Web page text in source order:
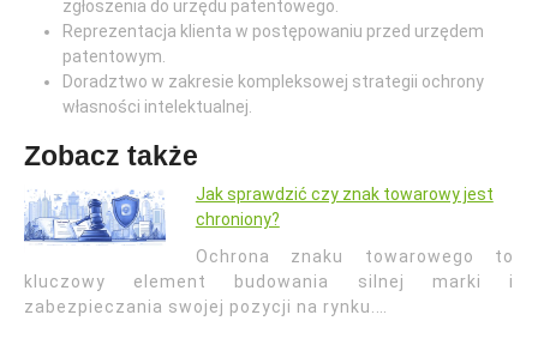
zgłoszenia do urzędu patentowego.
Reprezentacja klienta w postępowaniu przed urzędem
patentowym.
Doradztwo w zakresie kompleksowej strategii ochrony
własności intelektualnej.
Zobacz także
Jak sprawdzić czy znak towarowy jest
chroniony?
Ochrona znaku towarowego to
kluczowy element budowania silnej marki i
zabezpieczania swojej pozycji na rynku.…